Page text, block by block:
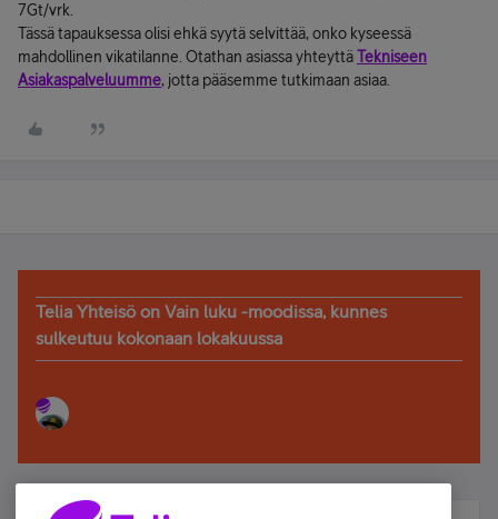
7Gt/vrk.
Tässä tapauksessa olisi ehkä syytä selvittää, onko kyseessä
mahdollinen vikatilanne. Otathan asiassa yhteyttäTekniseen
Asiakaspalveluumme, jotta pääsemme tutkimaan asiaa.
Telia Yhteisö on Vain luku -moodissa, kunnes
sulkeutuu kokonaan lokakuussa